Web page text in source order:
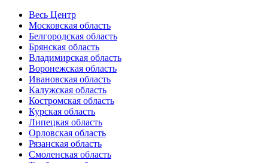
Весь Центр
Московская область
Белгородская область
Брянская область
Владимирская область
Воронежская область
Ивановская область
Калужская область
Костромская область
Курская область
Липецкая область
Орловская область
Рязанская область
Смоленская область